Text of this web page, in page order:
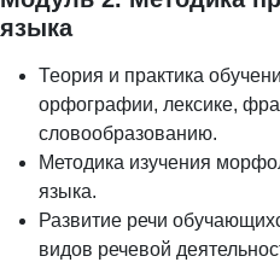
языка
Теория и практика
орфографии, лексике,
словообразованию.
Методика изучения
языка.
Развитие речи
видов речевой